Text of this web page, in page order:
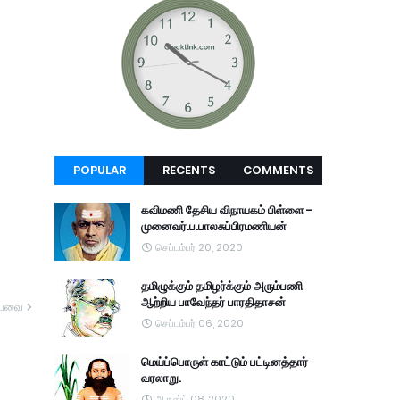
POPULAR RECENTS COMMENTS
கவிமணி தேசிய விநாயகம் பிள்ளை -
முனைவர்.ப.பாலசுப்பிரமணியன்
செப்டம்பர் 20, 2020
தமிழுக்கும் தமிழர்க்கும் அரும்பணி
ஆற்றிய பாவேந்தர் பாரதிதாசன்
செப்டம்பர் 06, 2020
மெய்ப்பொருள் காட்டும் பட்டினத்தார்
வரலாறு.